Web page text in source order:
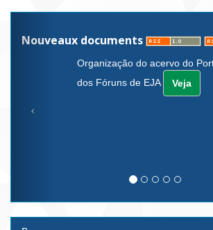
Nouveaux documents
Organização do acervo do
dos Fóruns de EJA
Veja